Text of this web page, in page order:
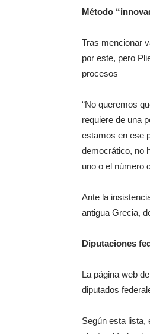
Método
Tras mencionar
por este, pero
procesos
“No queremos
requiere de una
estamos en ese
democrático, no
uno o el número
Ante la
antigua Grecia,
Diputaciones
La página web
diputados
Según esta lista,